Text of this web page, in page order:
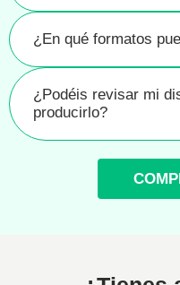
¿En qué formatos
¿Podéis revisar mi
producirlo?